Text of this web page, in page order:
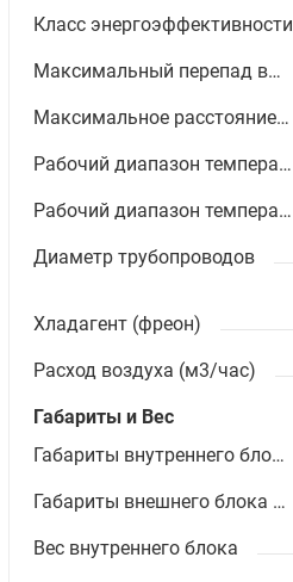
Класс энергоэффективности
Максимальный перепад высот (м)
Максимальное расстояние между блоками (м)
Рабочий диапазон температур (охлаждение)
Рабочий диапазон температур (обогрев)
Диаметр трубопроводов
Хладагент (фреон)
Расход воздуха (м3/час)
Габариты и Вес
Габариты внутреннего блока ШхВхГ (мм)
Габариты внешнего блока ШхВхГ (мм)
Вес внутреннего блока